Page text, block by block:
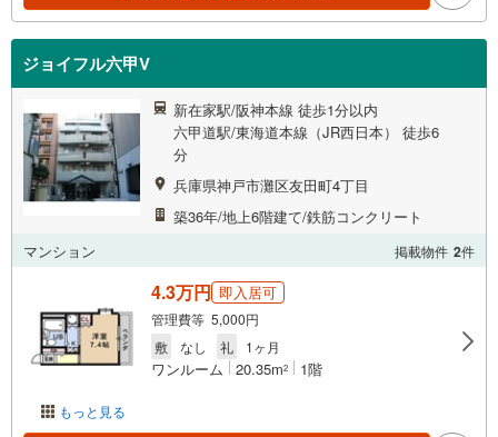
ジョイフル六甲V
新在家駅/阪神本線 徒歩1分以内
六甲道駅/東海道本線（JR西日本） 徒歩6
分
兵庫県神戸市灘区友田町4丁目
築36年/地上6階建て/鉄筋コンクリート
マンション
掲載物件 2件
もっと見る
4.3万円 即入居可
管理費等 5,000円
敷
なし 礼 1ヶ月
ワンルーム 20.35m2 1階